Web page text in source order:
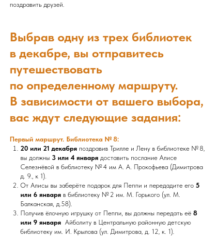
поздравить друзей.
Выбрав одну из трех библиотек
в декабре, вы отправитесь
путешествовать
по определенному маршруту.
В зависимости от вашего выбора,
вас ждут следующие задания:
Первый маршрут. Библиотека № 8:
20 или 21 декабря поздравив Трилле и Лену в библиотеке № 8,
вы должны 3 или 4 января доставить послание Алисе
Селезнёвой в библиотеку № 4 им А. А. Прокофьева (Димитрова
д. 9., к 1).
От Алисы вы заберёте подарок для Пеппи и передадите его 5
или 6 января в библиотеку № 2 им. М. Горького (ул. М.
Балканская, д.58).
Получив ёлочную игрушку от Пеппи, вы должны передать её 8
или 9 января Айболиту в Центральную районную детскую
библиотеку им. И. Крылова (ул. Димитрова, д. 12, к. 1).